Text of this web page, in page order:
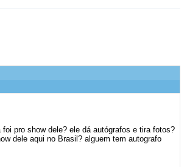
foi pro show dele? ele dá autógrafos e tira fotos?
dele aqui no Brasil? alguem tem autografo